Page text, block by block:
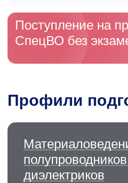
Поступление на
СпецВО без
Профили
диэлектриков